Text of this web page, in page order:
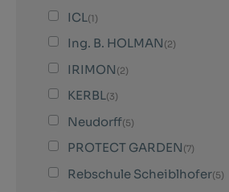
ICL(1)
Ing. B. HOLMAN (2)
IRIMON (2)
KERBL(3)
Neudorff(5)
PROTECT GARDEN (7)
Rebschule Scheiblhofer(5)